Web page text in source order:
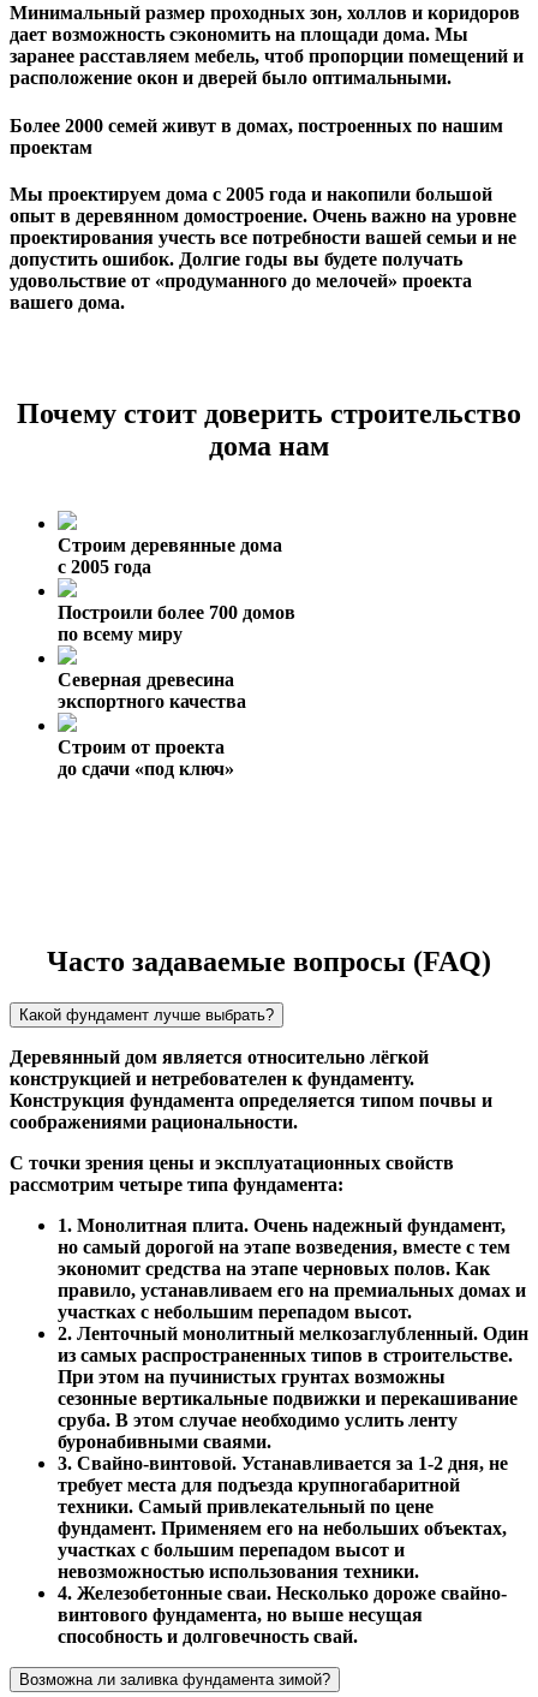
Минимальный размер проходных зон, холлов и коридоров
дает возможность сэкономить на площади дома. Мы
заранее расставляем мебель, чтоб пропорции помещений и
расположение окон и дверей было оптимальными.
Более 2000 семей живут в домах, построенных по нашим
проектам
Мы проектируем дома с 2005 года и накопили большой
опыт в деревянном домостроение. Очень важно на уровне
проектирования учесть все потребности вашей семьи и не
допустить ошибок. Долгие годы вы будете получать
удовольствие от «продуманного до мелочей» проекта
вашего дома.
Почему стоит доверить строительство
дома нам
Строим деревянные дома
с 2005 года
Построили более 700 домов
по всему миру
Северная древесина
экспортного качества
Строим от проекта
до сдачи «под ключ»
Часто задаваемые вопросы (FAQ)
Какой фундамент лучше выбрать?
Деревянный дом является относительно лёгкой
конструкцией и нетребователен к фундаменту.
Конструкция фундамента определяется типом почвы и
соображениями рациональности.
С точки зрения цены и эксплуатационных свойств
рассмотрим четыре типа фундамента:
1. Монолитная плита. Очень надежный фундамент,
но самый дорогой на этапе возведения, вместе с тем
экономит средства на этапе черновых полов. Как
правило, устанавливаем его на премиальных домах и
участках с небольшим перепадом высот.
2. Ленточный монолитный мелкозаглубленный. Один
из самых распространенных типов в строительстве.
При этом на пучинистых грунтах возможны
сезонные вертикальные подвижки и перекашивание
сруба. В этом случае необходимо услить ленту
буронабивными сваями.
3. Свайно-винтовой. Устанавливается за 1-2 дня, не
требует места для подъезда крупногабаритной
техники. Самый привлекательный по цене
фундамент. Применяем его на небольших объектах,
участках с большим перепадом высот и
невозможностью использования техники.
4. Железобетонные сваи. Несколько дороже свайно-
винтового фундамента, но выше несущая
способность и долговечность свай.
Возможна ли заливка фундамента зимой?